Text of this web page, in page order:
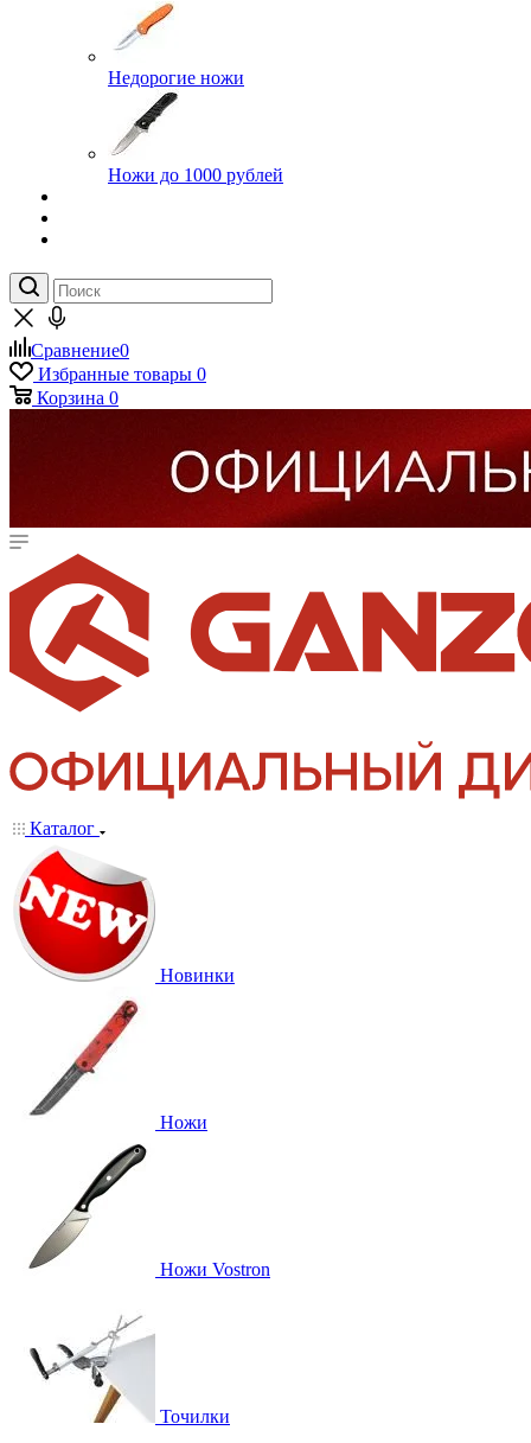
Недорогие ножи
Ножи до 1000 рублей
Сравнение0
Избранные товары 0
Корзина 0
Каталог
Новинки
Ножи
Ножи Vostron
Точилки